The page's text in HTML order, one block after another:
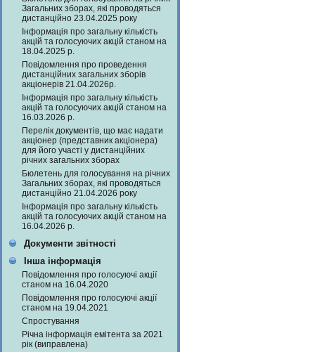
Загальних зборах, які проводяться
дистанційно 23.04.2025 року
Інформація про загальну кількість
акцій та голосуючих акцій станом на
18.04.2025 р.
Повідомлення про проведення
дистанційних загальних зборів
акціонерів 21.04.2026р.
Інформація про загальну кількість
акцій та голосуючих акцій станом на
16.03.2026 р.
Перелік документів, що має надати
акціонер (представник акціонера)
для його участі у дистанційних
річних загальних зборах
Бюлетень для голосування на річних
Загальних зборах, які проводяться
дистанційно 21.04.2026 року
Інформація про загальну кількість
акцій та голосуючих акцій станом на
16.04.2026 р.
Документи звітності
Інша інформація
Повідомлення про голосуючі акції
станом на 16.04.2020
Повідомлення про голосуючі акції
станом на 19.04.2021
Спростування
Річна інформація емітента за 2021
рік (виправлена)